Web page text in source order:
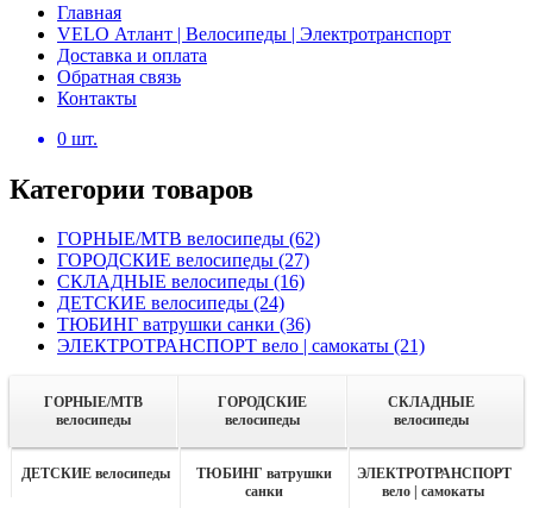
Главная
VELO Атлант | Велосипеды | Электротранспорт
Доставка и оплата
Обратная связь
Контакты
0 шт.
Категории товаров
ГОРНЫЕ/MTB велосипеды (62)
ГОРОДСКИЕ велосипеды (27)
СКЛАДНЫЕ велосипеды (16)
ДЕТСКИЕ велосипеды (24)
ТЮБИНГ ватрушки санки (36)
ЭЛЕКТРОТРАНСПОРТ вело | самокаты (21)
ГОРНЫЕ/MTB
велосипеды
ГОРОДСКИЕ
велосипеды
СКЛАДНЫЕ
велосипеды
ДЕТСКИЕ велосипеды
ТЮБИНГ ватрушки
санки
ЭЛЕКТРОТРАНСПОРТ
вело | самокаты